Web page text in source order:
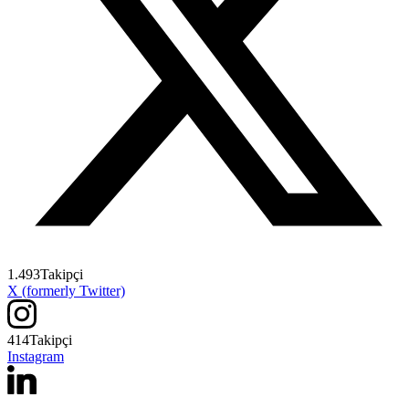
1.493Takipçi
X (formerly Twitter)
414Takipçi
Instagram